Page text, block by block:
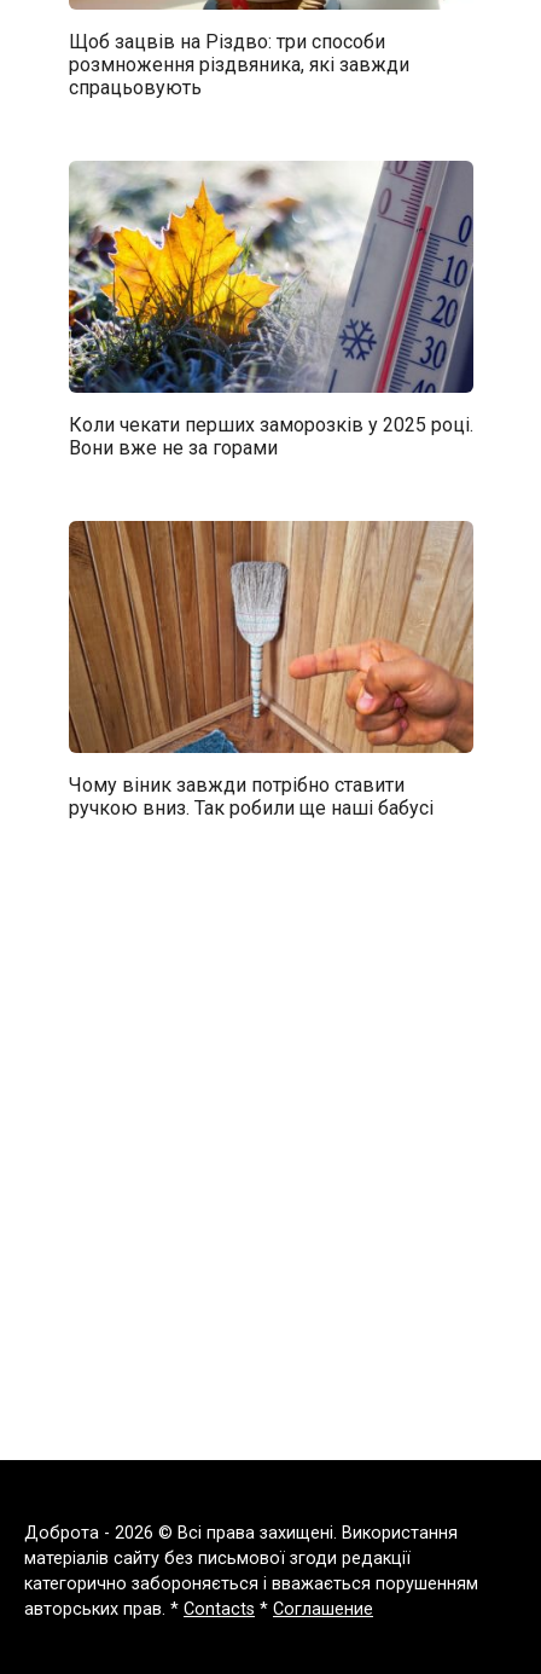
Щоб зацвів на Різдво: три способи
розмноження різдвяника, які завжди
спрацьовують
Коли чекати перших заморозків у 2025 році.
Вони вже не за горами
Чому віник завжди потрібно ставити
ручкою вниз. Так робили ще наші бабусі
Доброта - 2026 © Всі права захищені. Використання
матеріалів сайту без письмової згоди редакції
категорично забороняється і вважається порушенням
авторських прав. * Contacts * Соглашение